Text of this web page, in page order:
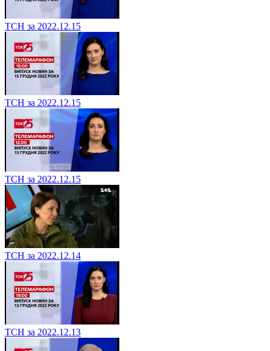
ТСН за 2022.12.15
ТСН за 2022.12.15
ТСН за 2022.12.15
ТСН за 2022.12.14
ТСН за 2022.12.13